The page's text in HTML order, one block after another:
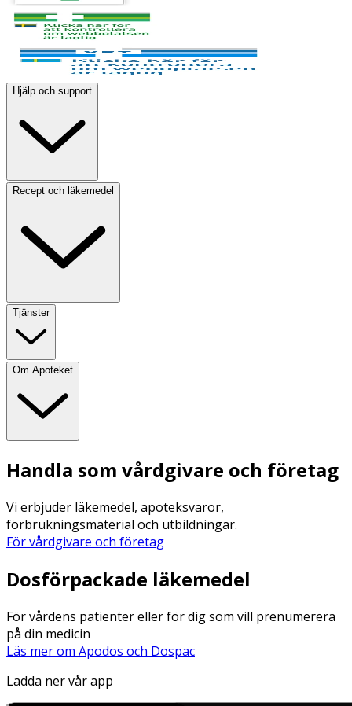
Hjälp och support
Recept och läkemedel
Tjänster
Om Apoteket
Handla som vårdgivare och företag
Vi erbjuder läkemedel, apoteksvaror,
förbrukningsmaterial och utbildningar.
För vårdgivare och företag
Dosförpackade läkemedel
För vårdens patienter eller för dig som vill prenumerera
på din medicin
Läs mer om Apodos och Dospac
Ladda ner vår app